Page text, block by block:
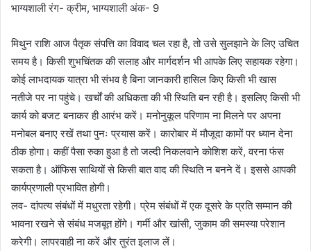
भाग्यशाली रंग- क्रीम, भाग्यशाली अंक- 9
मिथुन राशि आज पैतृक संपत्ति का विवाद चल रहा है, तो उसे सुलझाने के लिए उचित
समय है। किसी शुभचिंतक की सलाह और मार्गदर्शन भी आपके लिए सहायक रहेगा।
कोई लाभदायक यात्रा भी संभव है बिना जानकारी हासिल किए किसी भी खास
नतीजे पर ना पहुंचे। खर्चों की अधिकता की भी स्थिति बन रही है। इसलिए किसी भी
कार्य को बजट बनाकर ही आरंभ करें। मनोनुकूल परिणाम ना मिलने पर अपना
मनोबल बनाए रखें तथा पुनः प्रयास करें। कारोबार में मौजूदा कामों पर ध्यान देना
ठीक होगा। कहीं पैसा रुका हुआ है तो जल्दी निकलवाने कोशिश करें, वरना फंस
सकता है। ऑफिस साथियों से किसी बात वाद की स्थिति न बनने दें। इससे आपकी
कार्यप्रणाली प्रभावित होगी।
लव- दांपत्य संबंधों में मधुरता रहेगी। प्रेम संबंधों में एक दूसरे के प्रति सम्मान की
भावना रखने से संबंध मजबूत होंगे। गर्मी और खांसी, जुकाम की समस्या परेशान
करेगी। लापरवाही ना करें और तुरंत इलाज लें।